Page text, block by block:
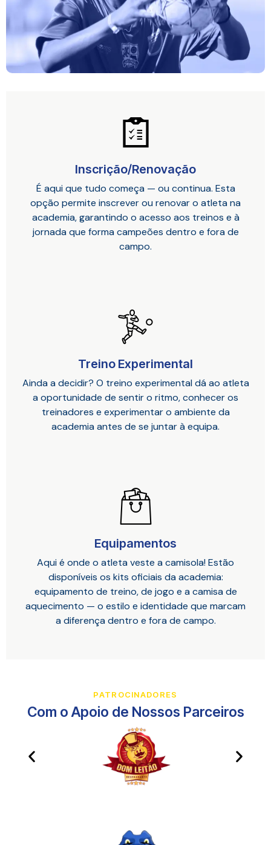
Inscrição/Renovação
É aqui que tudo começa — ou continua. Esta
opção permite inscrever ou renovar o atleta na
academia, garantindo o acesso aos treinos e à
jornada que forma campeões dentro e fora de
campo.
Treino Experimental
Ainda a decidir? O treino experimental dá ao atleta
a oportunidade de sentir o ritmo, conhecer os
treinadores e experimentar o ambiente da
academia antes de se juntar à equipa.
Equipamentos
Aqui é onde o atleta veste a camisola! Estão
disponíveis os kits oficiais da academia:
equipamento de treino, de jogo e a camisa de
aquecimento — o estilo e identidade que marcam
a diferença dentro e fora de campo.
PATROCINADORES
Com o Apoio de Nossos Parceiros​